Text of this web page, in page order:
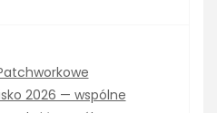
2026 — wspólne